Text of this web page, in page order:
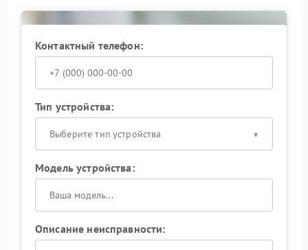
Контактный телефон:
Тип устройства:
Выберите тип устройства
Модель устройства:
Описание неисправности: